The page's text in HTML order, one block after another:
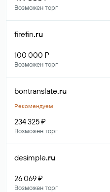
Возможен торг
firefin.ru
100 000 ₽
Возможен торг
bontranslate.ru
Рекомендуем
234 325 ₽
Возможен торг
desimple.ru
26 069 ₽
Возможен торг